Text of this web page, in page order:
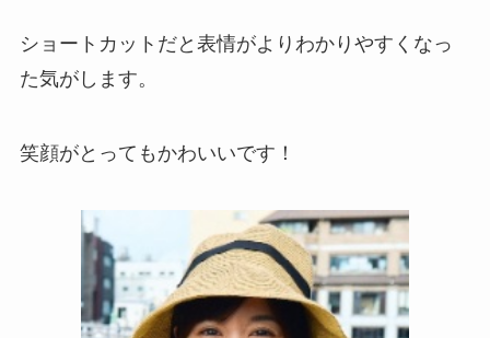
ショートカットだと表情がよりわかりやすくなっ
た気がします。
笑顔がとってもかわいいです！